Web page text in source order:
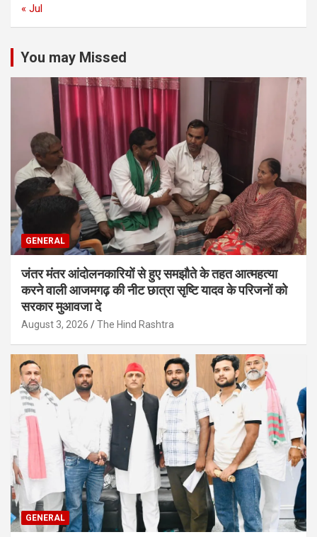
« Jul
You may Missed
GENERAL
जंतर मंतर आंदोलनकारियों से हुए समझौते के तहत आत्महत्या
करने वाली आजमगढ़ की नीट छात्रा सृष्टि यादव के परिजनों को
सरकार मुआवजा दे
August 3, 2026 The Hind Rashtra
GENERAL